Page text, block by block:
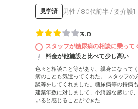
見学済 男性 / 80代前半 / 要介護1
3.0
スタッフが糖尿病の相談に乗って
料金が他施設と比べて少し高い
色々と相談こと等があり、親身になって
病のことも気遣ってくれた。 スタッフの
談等をしてくれました。糖尿病等の持病
建築年数に対しまして、小綺麗な感じで
いると感じることができた...